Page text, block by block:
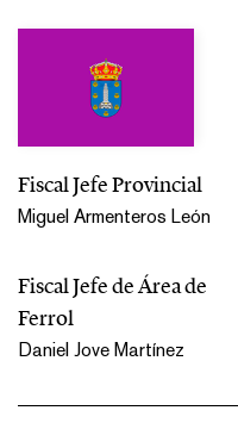
Fiscal Jefe Provincial
Miguel Armenteros León
Fiscal Jefe de Área de
Ferrol
Daniel Jove Martínez